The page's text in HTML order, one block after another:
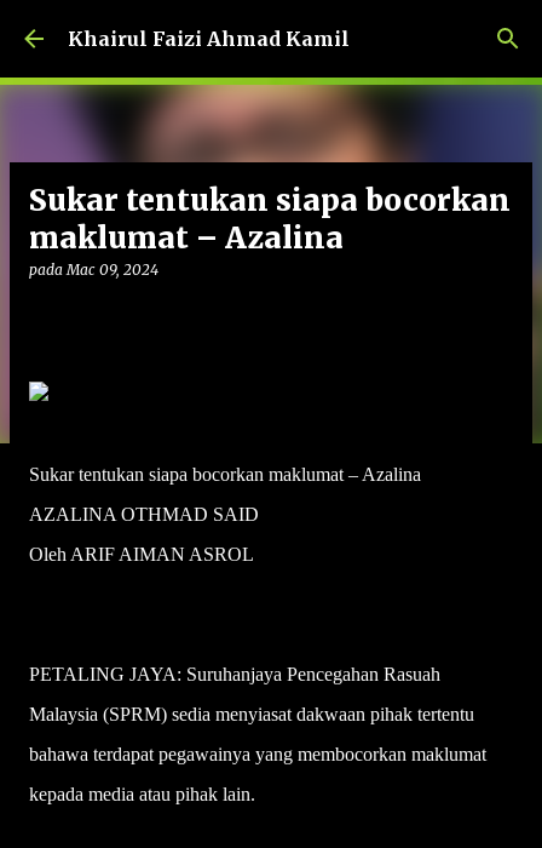
Langkau ke kandungan utama
Khairul Faizi Ahmad Kamil
Sukar tentukan siapa bocorkan
maklumat – Azalina
padaMac 09, 2024
Sukar tentukan siapa bocorkan maklumat – Azalina
AZALINA OTHMAD SAID
Oleh ARIF AIMAN ASROL
PETALING JAYA: Suruhanjaya Pencegahan Rasuah
Malaysia (SPRM) sedia menyiasat dakwaan pihak tertentu
bahawa terdapat pegawainya yang membocorkan maklumat
kepada media atau pihak lain.